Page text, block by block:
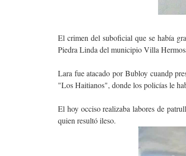
El crimen del suboficial que se había
Piedra Linda del municipio Villa
Lara fue atacado por Bubloy cuandp
"Los Haitianos", donde los policías le
El hoy occiso realizaba labores de
quien resultó ileso.